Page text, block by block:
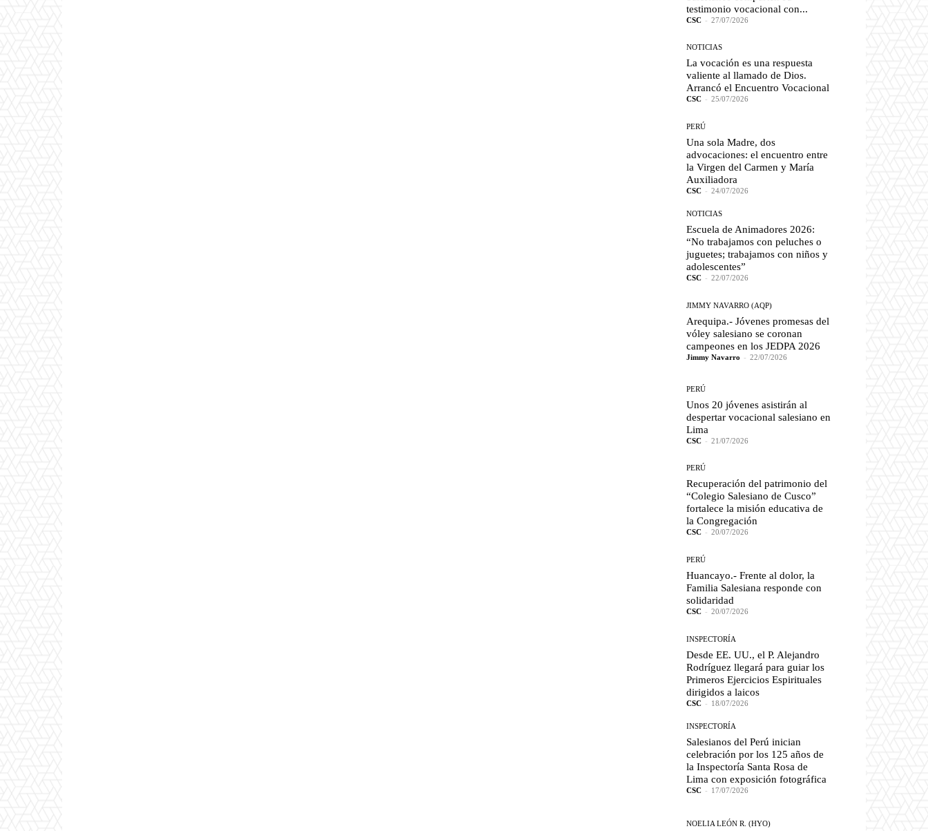
testimonio vocacional con...
CSC - 27/07/2026
NOTICIAS
La vocación es una respuesta
valiente al llamado de Dios.
Arrancó el Encuentro Vocacional
CSC - 25/07/2026
PERÚ
Una sola Madre, dos
advocaciones: el encuentro entre
la Virgen del Carmen y María
Auxiliadora
CSC - 24/07/2026
NOTICIAS
Escuela de Animadores 2026:
“No trabajamos con peluches o
juguetes; trabajamos con niños y
adolescentes”
CSC - 22/07/2026
JIMMY NAVARRO (AQP)
Arequipa.- Jóvenes promesas del
vóley salesiano se coronan
campeones en los JEDPA 2026
Jimmy Navarro - 22/07/2026
PERÚ
Unos 20 jóvenes asistirán al
despertar vocacional salesiano en
Lima
CSC - 21/07/2026
PERÚ
Recuperación del patrimonio del
“Colegio Salesiano de Cusco”
fortalece la misión educativa de
la Congregación
CSC - 20/07/2026
PERÚ
Huancayo.- Frente al dolor, la
Familia Salesiana responde con
solidaridad
CSC - 20/07/2026
INSPECTORÍA
Desde EE. UU., el P. Alejandro
Rodríguez llegará para guiar los
Primeros Ejercicios Espirituales
dirigidos a laicos
CSC - 18/07/2026
INSPECTORÍA
Salesianos del Perú inician
celebración por los 125 años de
la Inspectoría Santa Rosa de
Lima con exposición fotográfica
CSC - 17/07/2026
NOELIA LEÓN R. (HYO)